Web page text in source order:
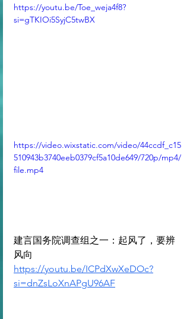
https://youtu.be/Toe_weja4f8?
si=gTKIOi5SyjC5twBX
https://video.wixstatic.com/video/44ccdf_c15
510943b3740eeb0379cf5a10de649/720p/mp4/
file.mp4
建言国务院调查组之一：起风了，要辨
风向
https://youtu.be/ICPdXwXeDOc?
si=dnZsLoXnAPgU96AF